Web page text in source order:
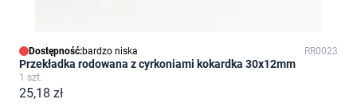
Dostępność:bardzo niska RR0023
Przekładka rodowana z cyrkoniami kokardka 30x12mm
1 szt.
25,18 zł